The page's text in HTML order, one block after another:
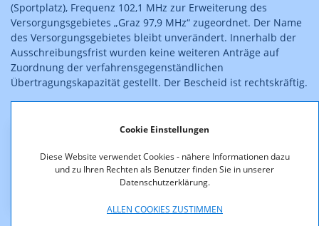
Cookie Einstellungen
Diese Website verwendet Cookies - nähere Informationen dazu
und zu Ihren Rechten als Benutzer finden Sie in unserer
Datenschutzerklärung.
ALLEN COOKIES ZUSTIMMEN
(Sportplatz), Frequenz 102,1 MHz zur Erweiterung des
Versorgungsgebietes „Graz 97,9 MHz“ zugeordnet. Der Name
des Versorgungsgebietes bleibt unverändert. Innerhalb der
Ausschreibungsfrist wurden keine weiteren Anträge auf
Zuordnung der verfahrensgegenständlichen
Übertragungskapazität gestellt. Der Bescheid ist rechtskräftig.
Downloads
KOA1463-06-06-MPVGratkorn.pdf (pdf, 50,4 KB)